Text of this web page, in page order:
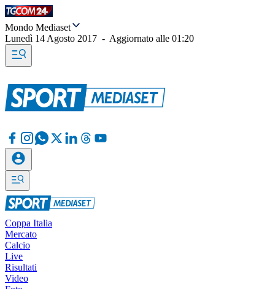
Mondo Mediaset
Lunedì 14 Agosto 2017 - Aggiornato alle 01:20
Coppa Italia
Mercato
Calcio
Live
Risultati
Video